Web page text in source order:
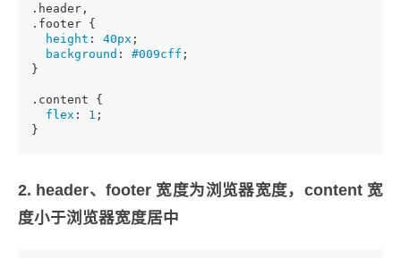
.header ,
.footer {
height : 40px ;
background : #009cff ;
}
.content {
flex : 1 ;
}
2. header、footer 宽度为浏览器宽度，content 宽
度小于浏览器宽度居中